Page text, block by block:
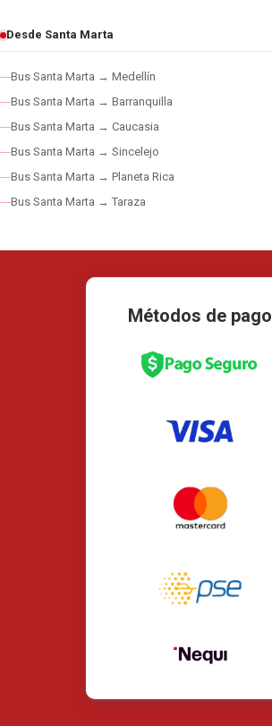
Desde Santa Marta
Bus Santa Marta → Medellín
Bus Santa Marta → Barranquilla
Bus Santa Marta → Caucasia
Bus Santa Marta → Sincelejo
Bus Santa Marta → Planeta Rica
Bus Santa Marta → Taraza
Métodos de pago